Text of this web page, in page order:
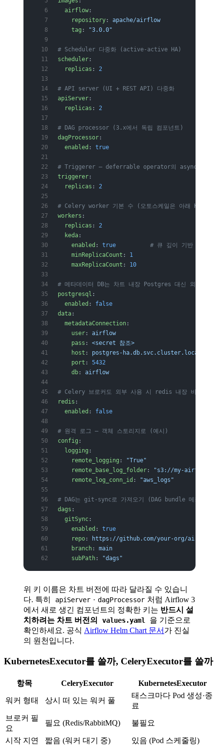
  airflow
:
    repository
: apache/airflow
    tag
: "3.0.0"
# Scheduler 다중화 (active-active HA)
scheduler :
  replicas
: 2
# API server (UI + REST API) 다중화
apiServer :
  replicas
: 2
# DAG processor (3.x에서 독립 컴포넌트)
dagProcessor :
  enabled
: true
# Triggerer — deferrable operator의 async 대기
triggerer :
  replicas
: 2
# Celery worker 기본 수 (오토스케일은 아래 KEDA로)
workers :
  replicas
: 2
  keda
:
    enabled
: true
# 큐 깊이 기반 오토스
    minReplicaCount
: 1
    maxReplicaCount
: 10
# 메타데이터 DB는 차트 내장 Postgres 대신 외부 관리
postgresql :
  enabled
: false
data :
  metadataConnection
:
    user
: airflow
    pass
: <secret 참조>
    host
: postgres-ha.db.svc.cluster.local
    port
: 5432
    db
: airflow
# Celery 브로커도 외부 사용 시 redis 내장 비활성화
redis :
  enabled
: false
# 원격 로그 — 객체 스토리지로 (예시)
config :
  logging
:
    remote_logging
:
"True"
    remote_base_log_folder
:
"s3://my-airflow-
    remote_log_conn_id
: "aws_logs"
# DAG는 git-sync로 가져오기 (DAG bundle 메커니즘)
dags :
  gitSync
:
    enabled
: true
    repo
:
https://github.com/your-org/airflow-
    branch
: main
    subPath
: "dags"
위 키 이름은 차트 버전에 따라 달라질 수 있습니
다. 특히
apiServer · dagProcessor 처럼 Airflow 3
에서 새로 생긴 컴포넌트의 정확한 키는 반드시 설
치하려는 차트 버전의
values.yaml
을 기준으로
확인하세요. 공식 Airflow Helm Chart 문서 가 진실
의 원천입니다.
KubernetesExecutor를 쓸까, CeleryExecutor를 쓸까
항목 CeleryExecutor KubernetesExecutor
워커 형태 상시 떠 있는 워커 풀
태스크마다 Pod 생성·종
료
브로커 필
요
필요 (Redis/RabbitMQ) 불필요
시작 지연 짧음 (워커 대기 중)
있음 (Pod 스케줄링)